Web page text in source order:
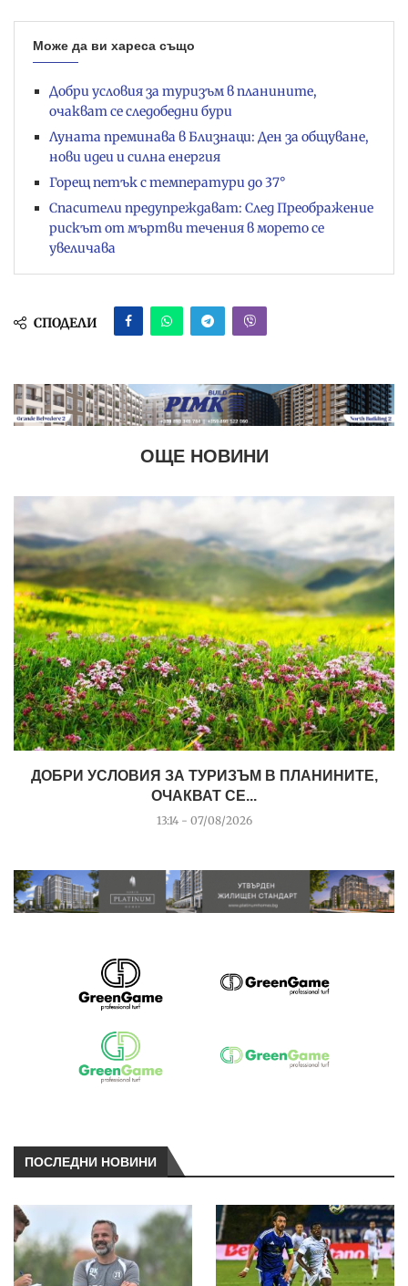
Може да ви хареса също
Добри условия за туризъм в планините,
очакват се следобедни бури
Луната преминава в Близнаци: Ден за общуване,
нови идеи и силна енергия
Горещ петък с температури до 37°
Спасители предупреждават: След Преображение
рискът от мъртви течения в морето се
увеличава
СПОДЕЛИ
ОЩЕ НОВИНИ
ДОБРИ УСЛОВИЯ ЗА ТУРИЗЪМ В ПЛАНИНИТЕ,
ОЧАКВАТ СЕ...
13:14 - 07/08/2026
ПОСЛЕДНИ НОВИНИ